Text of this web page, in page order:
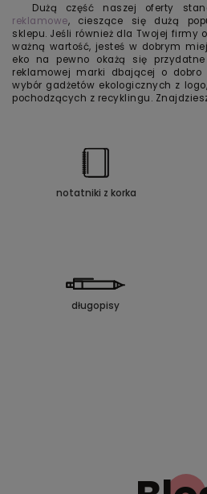
Dużą część naszej oferty
reklamowe, cieszące się dużą
sklepu. Jeśli również dla Twojej firmy
ważną wartość, jesteś w dobrym
eko na pewno okażą się
reklamowej marki dbającej o dobro
wybór gadżetów ekologicznych z
pochodzących z recyklingu.
notatniki z korka
długopisy